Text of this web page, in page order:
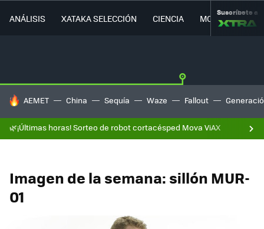
ANÁLISIS XATAKA SELECCIÓN CIENCIA MOVILIDAD
Suscríbete a
HOY SE HABLA DE
AEMET China Sequía Waze Fallout
🌿¡Últimas horas! Sorteo de robot cortacésped Mova ViAX
Imagen de la semana: sillón MUR-
01